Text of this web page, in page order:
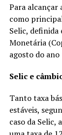
Para alcançar
como
Selic,
Monetária
agosto do ano
Selic e
Tanto taxa
estáveis,
caso da Selic,